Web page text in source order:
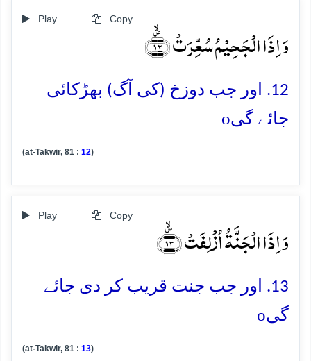
Play Copy
وَ اِذَا الۡجَحِیۡمُ سُعِّرَتۡ ﴿۪ۙ۱۲﴾
12. اور جب دوزخ (کی آگ) بھڑکائی
جائے گیo
(at-Takwir, 81 : 12)
Play Copy
وَ اِذَا الۡجَنَّۃُ اُزۡلِفَتۡ ﴿۪ۙ۱۳﴾
13. اور جب جنت قریب کر دی جائے
گیo
(at-Takwir, 81 : 13)